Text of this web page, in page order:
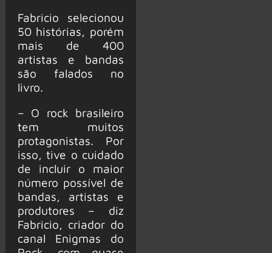
Fabricio selecionou
50 histórias, porém
mais de 400
artistas e bandas
são falados no
livro.
– O rock brasileiro
tem muitos
protagonistas. Por
isso, tive o cuidado
de incluir o maior
número possível de
bandas, artistas e
produtores – diz
Fabricio, criador do
canal Enigmas do